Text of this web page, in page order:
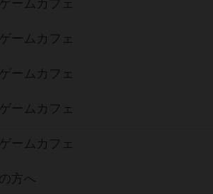
ームカフェ
ームカフェ
ームカフェ
ームカフェ
ームカフェ
方へ